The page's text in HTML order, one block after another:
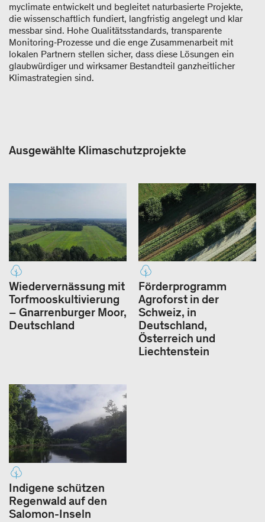
myclimate entwickelt und begleitet naturbasierte Projekte,
die wissenschaftlich fundiert, langfristig angelegt und klar
messbar sind. Hohe Qualitätsstandards, transparente
Monitoring‑Prozesse und die enge Zusammenarbeit mit
lokalen Partnern stellen sicher, dass diese Lösungen ein
glaubwürdiger und wirksamer Bestandteil ganzheitlicher
Klimastrategien sind.
Ausgewählte Klimaschutzprojekte
Wiedervernässung mit
Torfmooskultivierung
– Gnarrenburger Moor,
Deutschland
Förderprogramm
Agroforst in der
Schweiz, in
Deutschland,
Österreich und
Liechtenstein
Indigene schützen
Regenwald auf den
Salomon-Inseln